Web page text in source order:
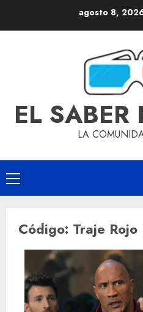
agosto 8,
EL SABER
LA
Código: Traje Rojo